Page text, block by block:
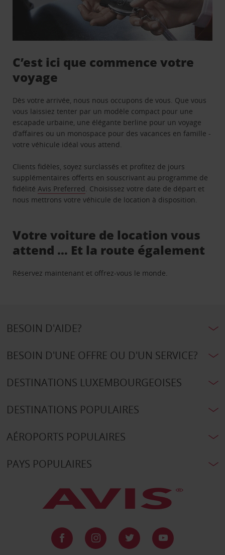
C’est ici que commence votre
voyage
Dès votre arrivée, nous nous occupons de vous. Que vous
vous laissiez tenter par un modèle compact pour une
escapade urbaine, une élégante berline pour un voyage
d’affaires ou un monospace pour des vacances en famille -
votre véhicule idéal vous attend.
Clients fidèles, soyez surclassés et profitez de jours
supplémentaires offerts en souscrivant au programme de
fidélitéAvis Preferred. Choisissez votre date de départ et
nous mettrons votre véhicule de location à disposition.
Votre voiture de location vous
attend … Et la route également
Réservez maintenant et offrez-vous le monde.
BESOIN D'AIDE?
BESOIN D'UNE OFFRE OU D'UN SERVICE?
DESTINATIONS LUXEMBOURGEOISES
DESTINATIONS POPULAIRES
AÉROPORTS POPULAIRES
PAYS POPULAIRES